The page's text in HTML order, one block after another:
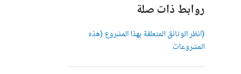
روابط ذات صلة
(انظر الوثائق المتعلقة بهذا المشروع (هذه
المشروعات